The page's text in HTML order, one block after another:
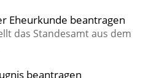
Eheurkunde beantragen
das Standesamt aus dem
beantragen